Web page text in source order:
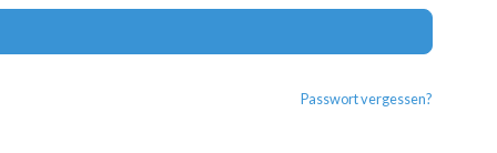
Passwort vergessen?